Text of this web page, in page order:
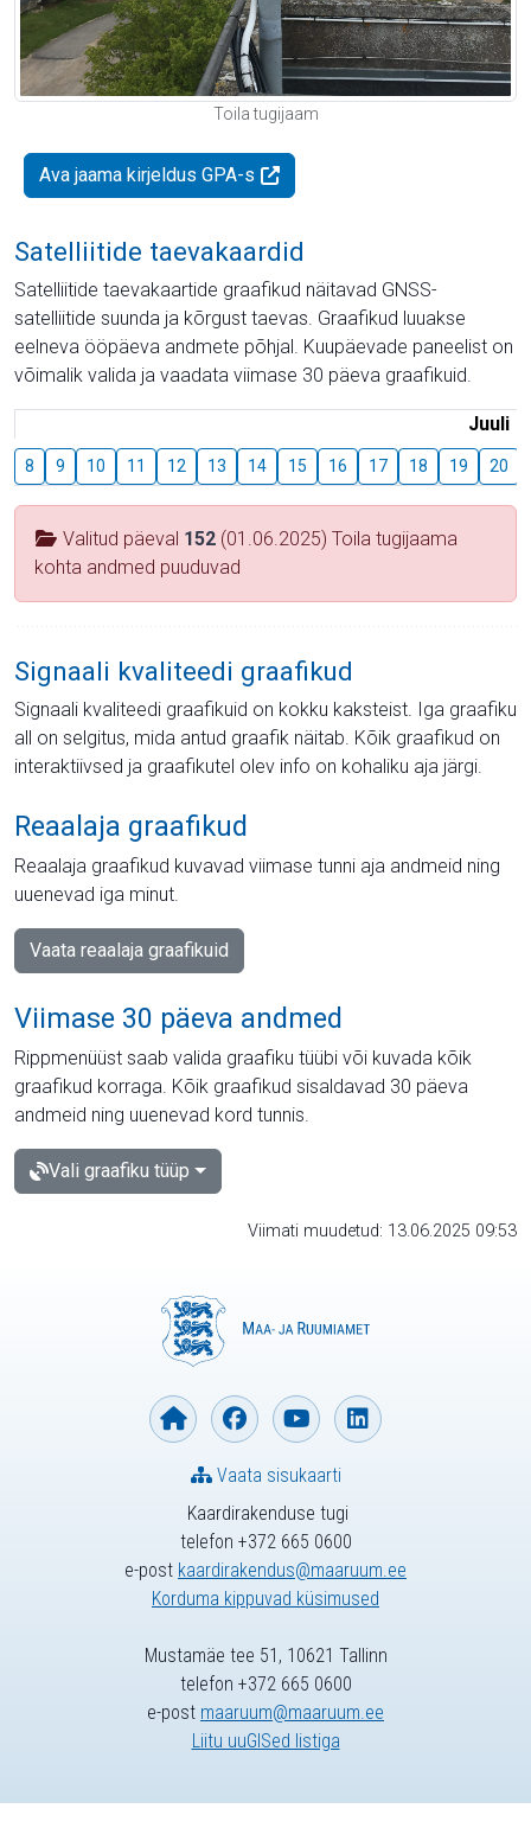
Toila tugijaam
Ava jaama kirjeldus GPA-s
Satelliitide taevakaardid
Satelliitide taevakaartide graafikud näitavad GNSS-
satelliitide suunda ja kõrgust taevas. Graafikud luuakse
eelneva ööpäeva andmete põhjal. Kuupäevade paneelist on
võimalik valida ja vaadata viimase 30 päeva graafikuid.
Juuli
8 9 10 11 12 13 14 15 16 17 18 19 20
Valitud päeval 152 (01.06.2025) Toila tugijaama
kohta andmed puuduvad
Signaali kvaliteedi graafikud
Signaali kvaliteedi graafikuid on kokku kaksteist. Iga graafiku
all on selgitus, mida antud graafik näitab. Kõik graafikud on
interaktiivsed ja graafikutel olev info on kohaliku aja järgi.
Reaalaja graafikud
Reaalaja graafikud kuvavad viimase tunni aja andmeid ning
uuenevad iga minut.
Vaata reaalaja graafikuid
Viimase 30 päeva andmed
Rippmenüüst saab valida graafiku tüübi või kuvada kõik
graafikud korraga. Kõik graafikud sisaldavad 30 päeva
andmeid ning uuenevad kord tunnis.
Vali graafiku tüüp
Viimati muudetud: 13.06.2025 09:53
Kaardirakenduse tugi
telefon +372 665 0600
e-post kaardirakendus@maaruum.ee
Korduma kippuvad küsimused
Vaata sisukaarti
Mustamäe tee 51, 10621 Tallinn
telefon +372 665 0600
e-post maaruum@maaruum.ee
Liitu uuGISed listiga